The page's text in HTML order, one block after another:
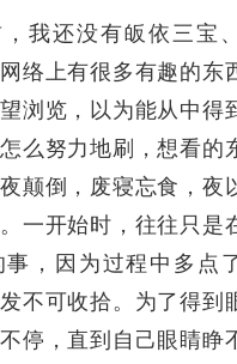
我还没有皈依三宝
络上有很多有趣的东
浏览，以为能从中得
么努力地刷，想看的
颠倒，废寝忘食，夜
一开始时，往往只是
事，因为过程中多点
不可收拾。为了得到
停，直到自己眼睛睁